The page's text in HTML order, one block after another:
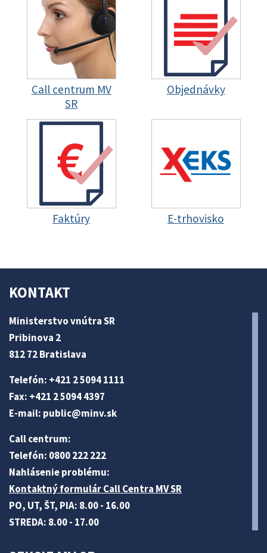
Call centrum MV
SR
Objednávky
Faktúry E-trhovisko
KONTAKT
Ministerstvo vnútra SR
Pribinova 2
812 72 Bratislava
Telefón: +421 2 5094 1111
Fax: +421 2 5094 4397
E-mail: public@minv.sk
Call centrum:
Telefón: 0800 222 222
Nahlásenie problému:
Kontaktný formulár Call Centra MV SR
PO, UT, ŠT, PIA: 8.00 - 16.00
STREDA: 8.00 - 17.00